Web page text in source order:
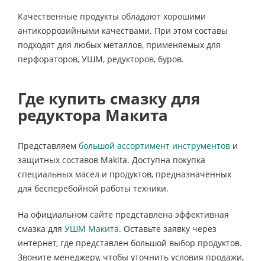
Качественные продукты обладают хорошими
антикоррозийными качествами. При этом составы
подходят для любых металлов, применяемых для
перфораторов, УШМ, редукторов, буров.
Где купить смазку для
редуктора Макита
Представляем большой ассортимент инструментов и
защитных составов Makita. Доступна покупка
специальных масел и продуктов, предназначенных
для бесперебойной работы техники.
На официальном сайте представлена эффективная
смазка для УШМ Макита. Оставьте заявку через
интернет, где представлен большой выбор продуктов.
Звоните менеджеру, чтобы уточнить условия продажи,